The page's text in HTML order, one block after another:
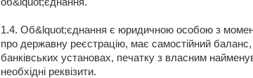
1.4. Об&lquot;єднання є юридичною особою з
про державну реєстрацію, має самостійний
банківських установах, печатку з власним
необхідні реквізити.